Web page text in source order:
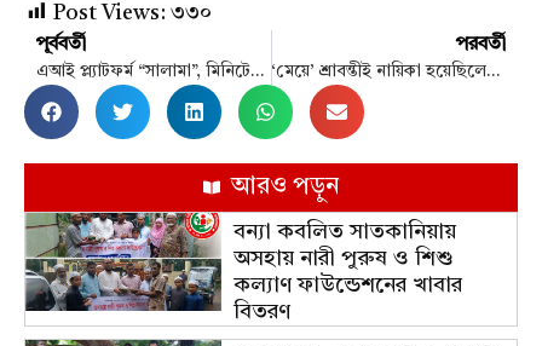
Post Views: ৩৩০
পূর্ববর্তী
এআই প্ল্যাটফর্ম “সালামা”, মিনিটেই মিলবে দুবাইয়ের ভিসা
পরবর্তী
‘মেয়ে’ শ্রাবন্তীই নায়িকা হয়েছিলেন প্রসেনজিতের!
আরও পড়ুন
বন্যা কবলিত সাতকানিয়ায়
অসহায় নারী পুরুষ ও শিশু
কল্যাণ ফাউন্ডেশনের খাবার
বিতরণ